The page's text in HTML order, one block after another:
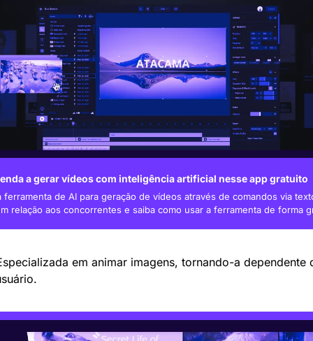
a gerar vídeos com inteligência artificial nesse app gratuito
ferramenta de AI para geração de vídeos através de comandos via
relação aos concorrentes e saiba como usar a ferramenta de forma
em animar imagens, tornando-a dependente